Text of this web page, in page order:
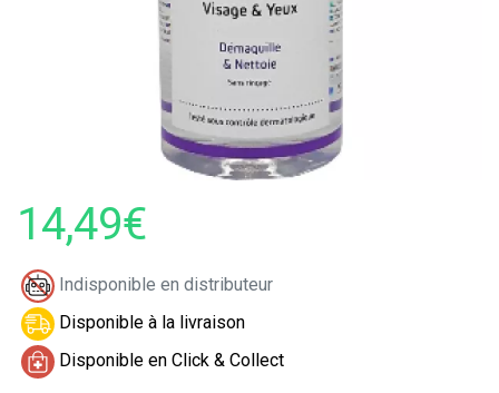
14,49€
Indisponible en distributeur
Disponible à la livraison
Disponible en Click & Collect